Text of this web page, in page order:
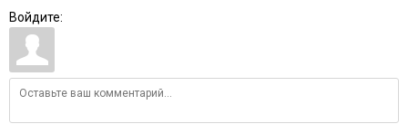
Войдите: